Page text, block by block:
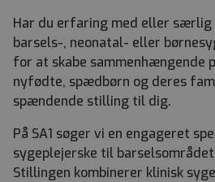
Har du erfaring med eller
barsels-, neonatal- eller
for at skabe sammenhængende
nyfødte, spædbørn og deres
spændende stilling til dig.
På SA1 søger vi en engageret
sygeplejerske til
Stillingen kombinerer klinisk